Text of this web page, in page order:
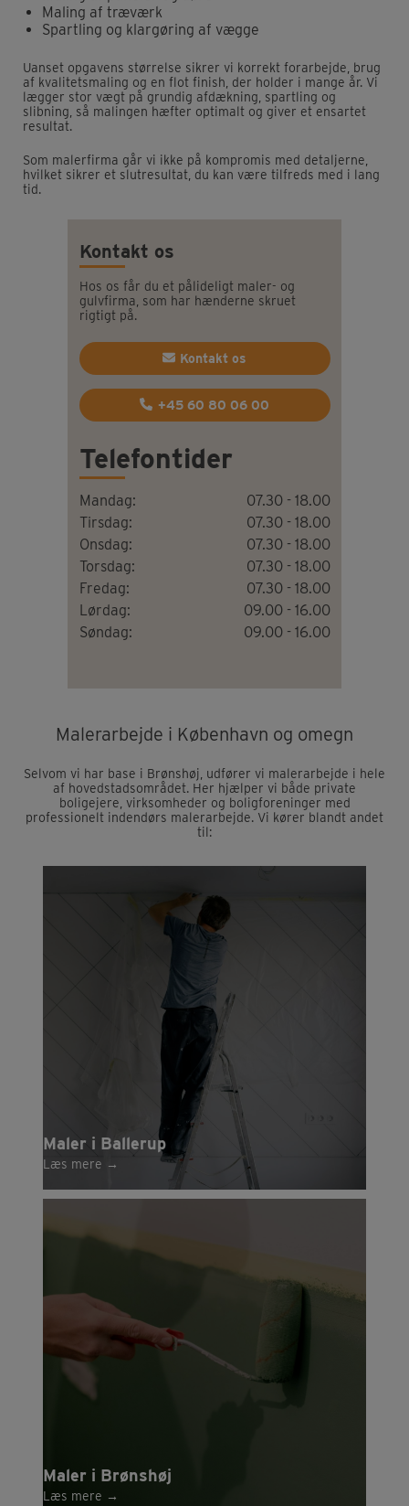
Maling af træværk
Spartling og klargøring af vægge
Uanset opgavens størrelse sikrer vi korrekt forarbejde, brug
af kvalitetsmaling og en flot finish, der holder i mange år. Vi
lægger stor vægt på grundig afdækning, spartling og
slibning, så malingen hæfter optimalt og giver et ensartet
resultat.
Som malerfirma går vi ikke på kompromis med detaljerne,
hvilket sikrer et slutresultat, du kan være tilfreds med i lang
tid.
Kontakt os
Hos os får du et pålideligt maler- og
gulvfirma, som har hænderne skruet
rigtigt på.
Kontakt os
+45 60 80 06 00
Telefontider
Mandag:
07.30 - 18.00
Tirsdag:
07.30 - 18.00
Onsdag:
07.30 - 18.00
Torsdag:
07.30 - 18.00
Fredag:
07.30 - 18.00
Lørdag:
09.00 - 16.00
Søndag:
09.00 - 16.00
Malerarbejde i København og omegn
Selvom vi har base i Brønshøj, udfører vi malerarbejde i hele
af hovedstadsområdet. Her hjælper vi både private
boligejere, virksomheder og boligforeninger med
professionelt indendørs malerarbejde. Vi kører blandt andet
til:
Maler i Ballerup
Læs mere →
Maler i Brønshøj
Læs mere →